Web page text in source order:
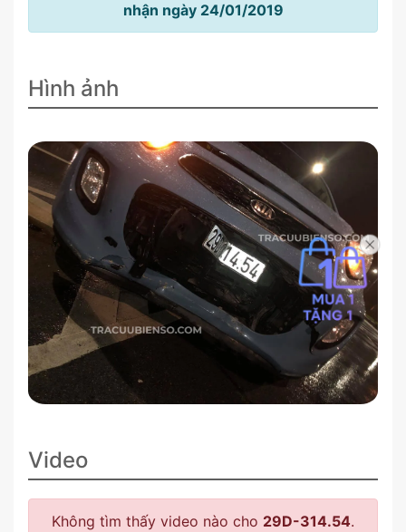
nhận ngày 24/01/2019
Hình ảnh
Video
Không tìm thấy video nào cho 29D-314.54.